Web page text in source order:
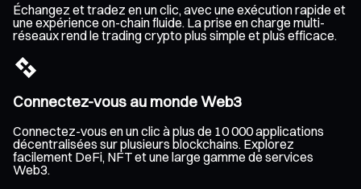
Échangez et tradez en un clic, avec une exécution rapide et
une expérience on-chain fluide. La prise en charge multi-
réseaux rend le trading crypto plus simple et plus efficace.
Connectez-vous au monde Web3
Connectez-vous en un clic à plus de 10 000 applications
décentralisées sur plusieurs blockchains. Explorez
facilement DeFi, NFT et une large gamme de services
Web3.